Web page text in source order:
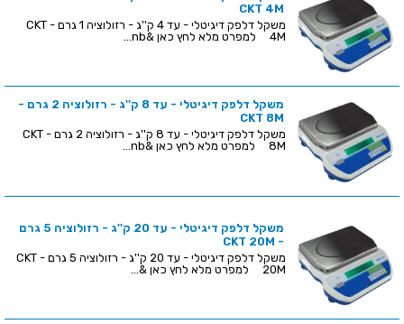
CKT 4M
משקל דלפק דיגיטלי - עד 4 ק''ג - רזולוציה 1 גרם - CKT
4M למפרט מלא לחץ כאן &nb...
משקל דלפק דיגיטלי - עד 8 ק''ג - רזולוציה 2 גרם -
CKT 8M
משקל דלפק דיגיטלי - עד 8 ק''ג - רזולוציה 2 גרם - CKT
8M למפרט מלא לחץ כאן &nb...
משקל דלפק דיגיטלי - עד 20 ק''ג - רזולוציה 5 גרם
- CKT 20M
משקל דלפק דיגיטלי - עד 20 ק''ג - רזולוציה 5 גרם - CKT
20M למפרט מלא לחץ כאן &...